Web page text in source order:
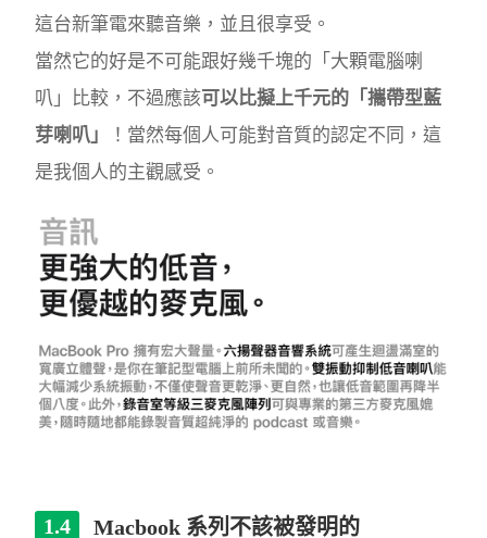
這台新筆電來聽音樂，並且很享受。
當然它的好是不可能跟好幾千塊的「大顆電腦喇
叭」比較，不過應該可以比擬上千元的「攜帶型藍
芽喇叭」
！當然每個人可能對音質的認定不同，這
是我個人的主觀感受。
Macbook 系列不該被發明的